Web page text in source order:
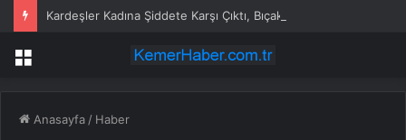
Kardeşler Kadına Şiddete Karşı Çıktı, Bıçaklandı
Menü
Anasayfa / Haber